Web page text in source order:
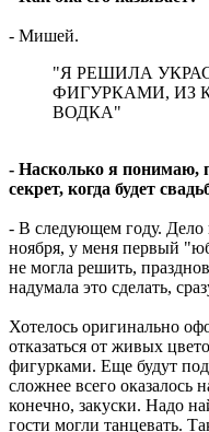
- Мишей.
"Я РЕШИЛА
ФИГУРКАМИ, ИЗ
ВОДКА"
- Насколько я понимаю,
секрет, когда будет
- В следующем году.
ноября, у меня первый
не могла решить,
надумала это сделать,
Хотелось оригинально
отказаться от живых
фигурками. Еще будут
сложнее всего
конечно, закуски. Надо
гости могли танцевать.